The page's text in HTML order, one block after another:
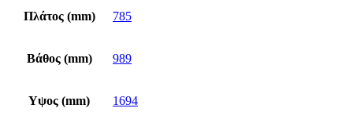
Πλάτος (mm) 785
Βάθος (mm) 989
Υψος (mm) 1694